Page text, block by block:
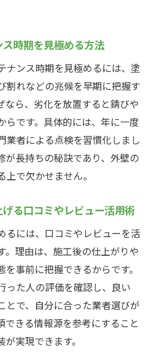
時期を見極める方法
ナンス時期を見極めるには、塗
割れなどの兆候を早期に把握す
なら、劣化を放置すると錆びや
らです。具体的には、年に一度
業者による点検を習慣化しまし
が長持ちの秘訣であり、外壁の
で欠かせません。
る口コミやレビュー活用術
るには、口コミやレビューを活
。理由は、施工後の仕上がりや
事前に把握できるからです。
った人の評価を確認し、良い
とで、自分に合った業者選びが
できる情報源を参考にすること
実現できます。